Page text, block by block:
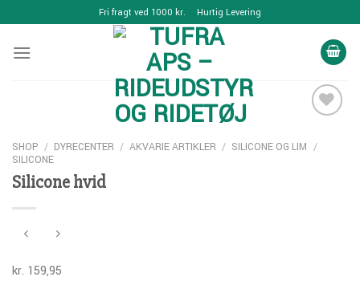
to
content
Fri fragt ved 1000 kr. Hurtig Levering
SHOP / DYRECENTER / AKVARIE ARTIKLER / SILICONE OG LIM /
SILICONE
Silicone hvid
kr. 159,95